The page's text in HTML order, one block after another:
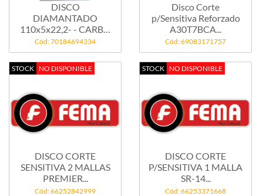
DISCO
DIAMANTADO
110x5x22,2- - CARBO
FORCE...
Cód: 70184694334
Disco Corte
p/Sensitiva Reforzado
A30T7BCA...
Cód: 69083171757
STOCK NO DISPONIBLE
DISCO CORTE
SENSITIVA 2 MALLAS
PREMIER...
Cód: 66252842999
STOCK NO DISPONIBLE
DISCO CORTE
P/SENSITIVA 1 MALLA
SR-14...
Cód: 66253371668